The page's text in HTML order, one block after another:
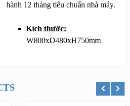
hành 12 tháng tiêu chuẩn nhà máy.
Kích thước:
W800xD480xH750mm